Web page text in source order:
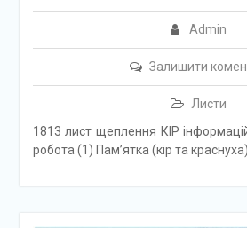
Admin
Залишити
Листи
1813 лист щеплення КІР
робота (1) Пам’ятка (кір та